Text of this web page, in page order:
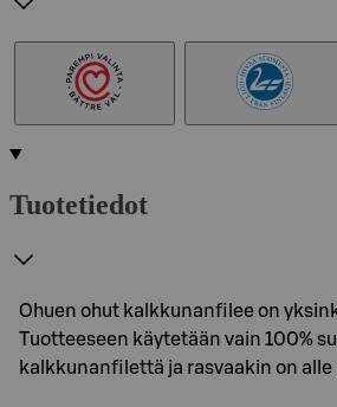
Tuotetiedot
Ohuen ohut kalkkunanfilee on
Tuotteeseen käytetään vain 100%
kalkkunanfilettä ja rasvaakin on